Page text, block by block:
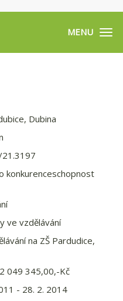
Dubina
konkurenceschopnost
ve vzdělávání
na ZŠ Pardudice,
049 345,00,-Kč
- 28. 2. 2014